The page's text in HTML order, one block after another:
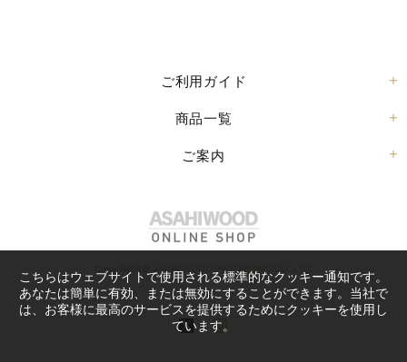
ご利用ガイド
商品一覧
ご案内
Copy Right© ASAHI WOOD PROCESSING CO.,LTD.
こちらはウェブサイトで使用される標準的なクッキー通知です。
あなたは簡単に有効、または無効にすることができます。当社で
は、お客様に最高のサービスを提供するためにクッキーを使用し
ています。